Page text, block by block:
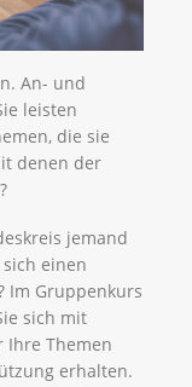
An- und
leisten
die sie
denen der
jemand
einen
Im Gruppenkurs
sich mit
Themen
erhalten.